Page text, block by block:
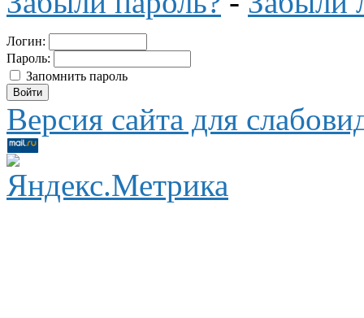
Логин:
Пароль:
Запомнить пароль
Версия сайта для